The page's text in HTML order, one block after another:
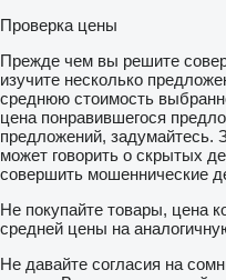
Проверка цены
Прежде чем вы решите
изучите несколько
среднюю стоимость
цена понравившегося
предложений, задумайтесь.
может говорить о скрытых
совершить мошеннические
Не покупайте товары, цена
средней цены на
Не давайте согласия на